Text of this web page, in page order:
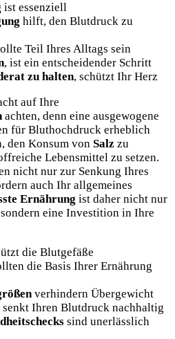
ist essenziell
hilft, den Blutdruck zu
Teil Ihres Alltags sein
, ist ein entscheidender Schritt
zu halten, schützt Ihr Herz
auf Ihre
achten, denn eine ausgewogene
für Bluthochdruck erheblich
den Konsum von Salz zu
Lebensmittel zu setzen.
nicht nur zur Senkung Ihres
auch Ihr allgemeines
Ernährung ist daher nicht nur
eine Investition in Ihre
die Blutgefäße
die Basis Ihrer Ernährung
verhindern Übergewicht
senkt Ihren Blutdruck nachhaltig
sind unerlässlich